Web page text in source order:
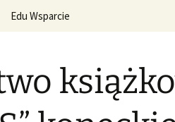
DKK
Edu Wsparcie
English Original Books /
Wersje oryginalne